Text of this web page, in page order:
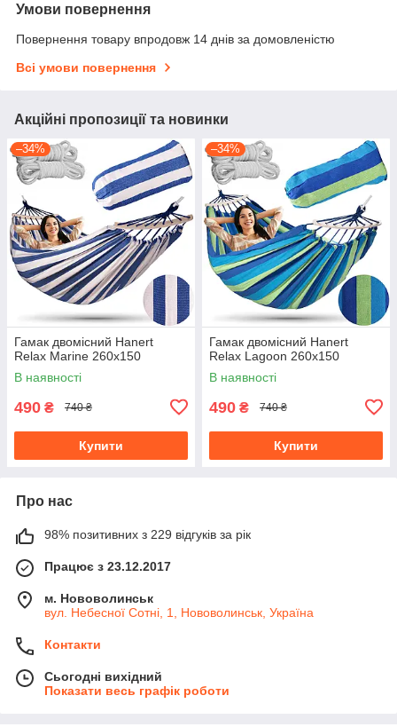
Умови повернення
Повернення товару впродовж 14 днів за домовленістю
Всі умови повернення
Акційні пропозиції та новинки
–34%
Гамак двомісний Hanert
Relax Marine 260x150
В наявності
490 ₴ 740 ₴
Купити
–34%
Гамак двомісний Hanert
Relax Lagoon 260x150
В наявності
490 ₴ 740 ₴
Купити
Про нас
98% позитивних з 229 відгуків за рік
Працює з 23.12.2017
м. Нововолинськ
вул. Небесної Сотні, 1, Нововолинськ, Україна
Контакти
Сьогодні вихідний
Показати весь графік роботи